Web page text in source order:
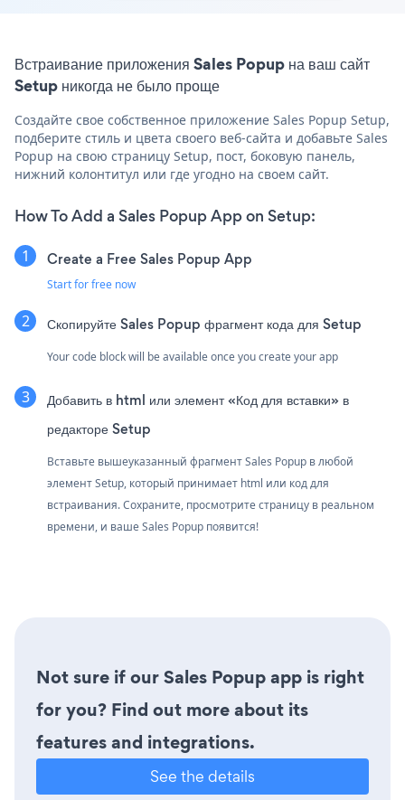
Встраивание приложения Sales Popup на ваш сайт
Setup никогда не было проще
Создайте свое собственное приложение Sales Popup Setup,
подберите стиль и цвета своего веб-сайта и добавьте Sales
Popup на свою страницу Setup, пост, боковую панель,
нижний колонтитул или где угодно на своем сайт.
How To Add a Sales Popup App on Setup:
Create a Free Sales Popup App
Start for free now
Скопируйте Sales Popup фрагмент кода для Setup
Your code block will be available once you create your app
Добавить в html или элемент «Код для вставки» в
редакторе Setup
Вставьте вышеуказанный фрагмент Sales Popup в любой
элемент Setup, который принимает html или код для
встраивания. Сохраните, просмотрите страницу в реальном
времени, и ваше Sales Popup появится!
Not sure if our Sales Popup app is right
for you? Find out more about its
features and integrations.
See the details